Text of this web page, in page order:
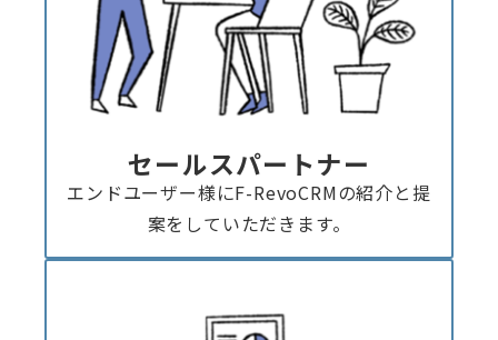
セールスパートナー
エンドユーザー様にF-RevoCRMの紹介と提
案をしていただきます。